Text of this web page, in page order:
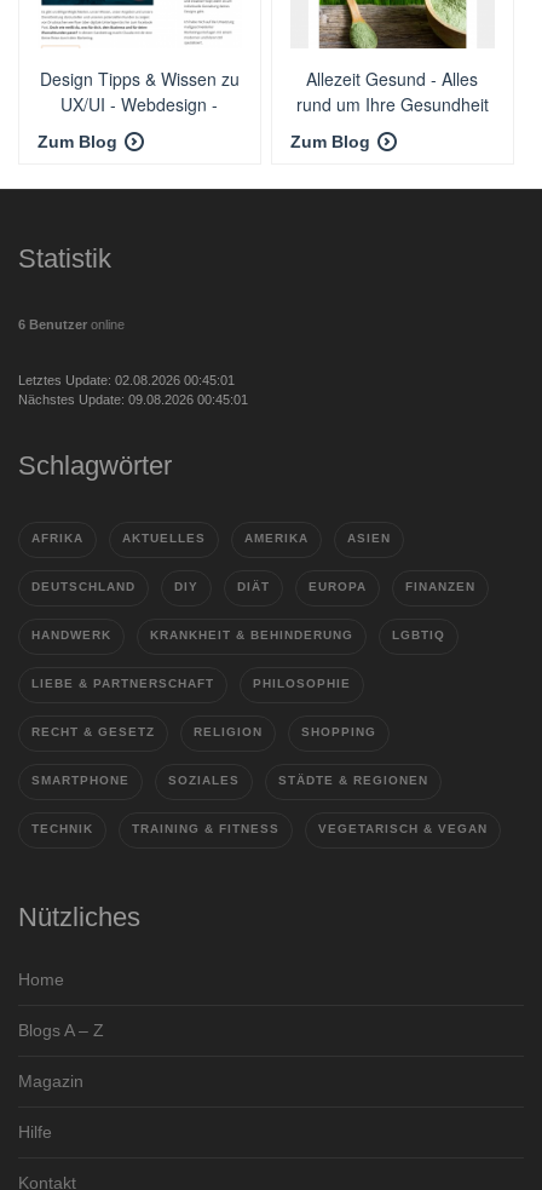
Design Tipps & Wissen zu
UX/UI - Webdesign -
Figma
Zum Blog
Allezeit Gesund - Alles
rund um Ihre Gesundheit
Zum Blog
Statistik
6 Benutzer online
Letztes Update: 02.08.2026 00:45:01
Nächstes Update: 09.08.2026 00:45:01
Schlagwörter
AFRIKA AKTUELLES AMERIKA ASIEN
DEUTSCHLAND DIY DIÄT EUROPA FINANZEN
HANDWERK KRANKHEIT & BEHINDERUNG LGBTIQ
LIEBE & PARTNERSCHAFT PHILOSOPHIE
RECHT & GESETZ RELIGION SHOPPING
SMARTPHONE SOZIALES STÄDTE & REGIONEN
TECHNIK TRAINING & FITNESS VEGETARISCH & VEGAN
Nützliches
Home
Blogs A – Z
Magazin
Hilfe
Kontakt